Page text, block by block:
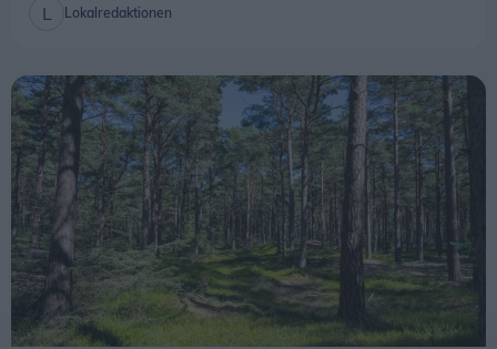
Lokalredaktionen